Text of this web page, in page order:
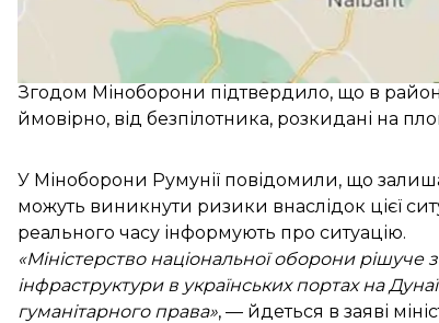
потенційні ризики в районах повітів Тулча
Правоохоронці вранці отримали два
проведення перевірки.
Згодом Міноборони підтвердило, що в
ймовірно, від безпілотника, розкидані на
У Міноборони Румунії повідомили, що
можуть виникнути ризики внаслідок цієї
реального часу інформують про ситуацію.
«Міністерство національної оборони рішуче
інфраструктури в українських портах на
гуманітарного права», — йдеться в заяві